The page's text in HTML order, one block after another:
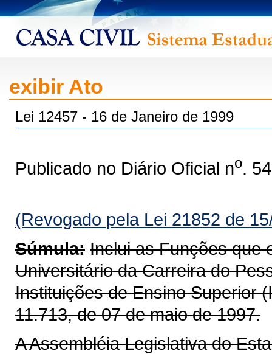
exibir Ato
Lei 12457 - 16 de Janeiro de 1999
Publicado no Diário Oficial no.
(Revogado pela Lei 21852 de
Súmula: Inclui as Funções que
Universitário da Carreira do
Instituições de Ensino Superior
11.713, de 07 de maio de 1997.
A Assembléia Legislativa do